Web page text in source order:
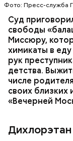
Фото: Пресс-служба
Суд
свободы
Миссюру,
химикаты в
рук
детства.
числе
своих близких
«Вечерней
нашли в еде,